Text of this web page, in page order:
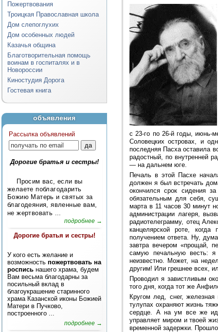
Пожертвования
Троицкая Православная школа
Дом слепоглухих
Дом особенных людей
Казачья община
Благотворительная помощь
воинам в госпиталях и в
Новороссии
Киностудия Дорога
Гостевая книга
объявления
Рассылка объявлений
Дорогие братья и сестры!
Просим вас, если вы
желаете поблагодарить
Божию Матерь и святых за
благодеяния, явленные вам,
не жертвовать ...
подробнее →
Дорогие братья и сестры!
У кого есть желание и
возможность пожертвовать на
роспись нашего храма, будем
Вам весьма благодарны за
посильный вклад в
благоукрашение старинного
храма Казанской иконы Божией
Матери в Пучково,
построенного ...
подробнее →
с 23-го по 26-й годы, июнь-
Соловецких островах, и
последняя Пасха оставила
радостный, по внутренней
— на дальнем юге.
Печаль в этой Пасхе
должен я был встречать
окончился срок сидения
обязательным для себя,
марта в 11 часов 30 минут
администрации лагеря,
радиотелеграмму, отец
канцелярской роте,
получением ответа. Ну,
завтра вечером «прощай,
самую печальную весть:
неизвестно. Может, на
другим! Или грешнее всех,
Проводил я завистливым
того дня, когда тот же
Кругом лед, снег,
тулупах охраняют жизнь
сердце. А на ум все же
управляет миром и твоей
временной задержки.